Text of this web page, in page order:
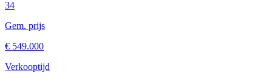
34
Gem. prijs
€ 549.000
Verkooptijd